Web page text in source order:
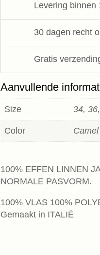
Levering binnen
30 dagen recht
Gratis
Aanvullende
Size 34,
Color Camel
100% EFFEN LINNEN
NORMALE PASVORM.
100% VLAS 100%
Gemaakt in ITALIË